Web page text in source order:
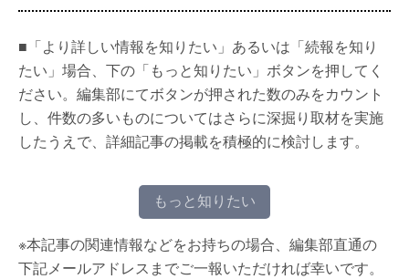
■「より詳しい情報を知りたい」あるいは「続報を知り
たい」場合、下の「もっと知りたい」ボタンを押してく
ださい。編集部にてボタンが押された数のみをカウント
し、件数の多いものについてはさらに深掘り取材を実施
したうえで、詳細記事の掲載を積極的に検討します。
もっと知りたい
※本記事の関連情報などをお持ちの場合、編集部直通の
下記メールアドレスまでご一報いただければ幸いです。